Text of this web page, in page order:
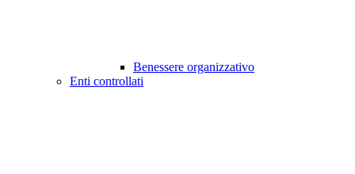
Benessere organizzativo
Enti controllati